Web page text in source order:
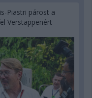
Piastri párost a
Verstappenért